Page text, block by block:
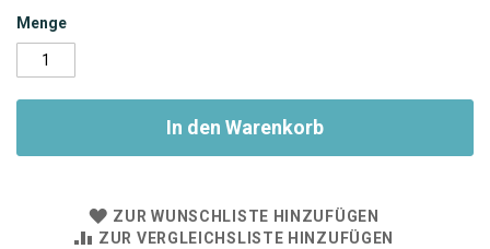
Menge
In den Warenkorb
ZUR WUNSCHLISTE HINZUFÜGEN
ZUR VERGLEICHSLISTE HINZUFÜGEN